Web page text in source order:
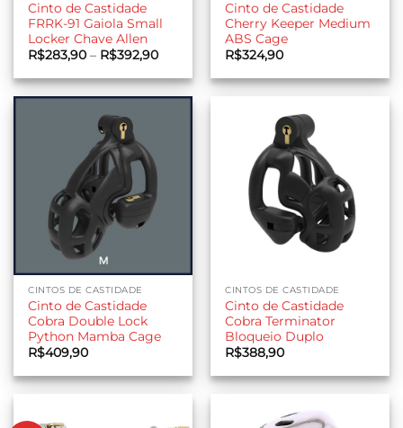
Cinto de Castidade
FRRK-91 Gaiola Small
Locker Chave Allen
R$283,90 – R$392,90Faixa
preço:
R$283,90
através
Cinto de Castidade
Cherry Keeper Medium
ABS Cage
R$324,90
CINTOS DE CASTIDADE
Cinto de Castidade
Cobra Double Lock
Python Mamba Cage
R$409,90
CINTOS DE CASTIDADE
Cinto de Castidade
Cobra Terminator
Bloqueio Duplo
R$388,90